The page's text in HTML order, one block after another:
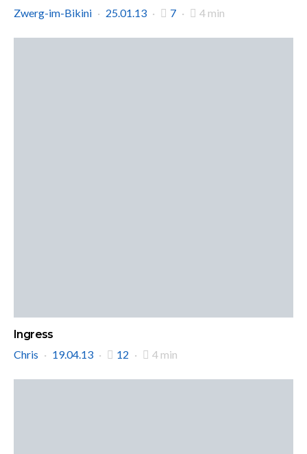
Zwerg-im-Bikini
25.01.13 7 4 min
Ingress
Chris
19.04.13 12 4 min